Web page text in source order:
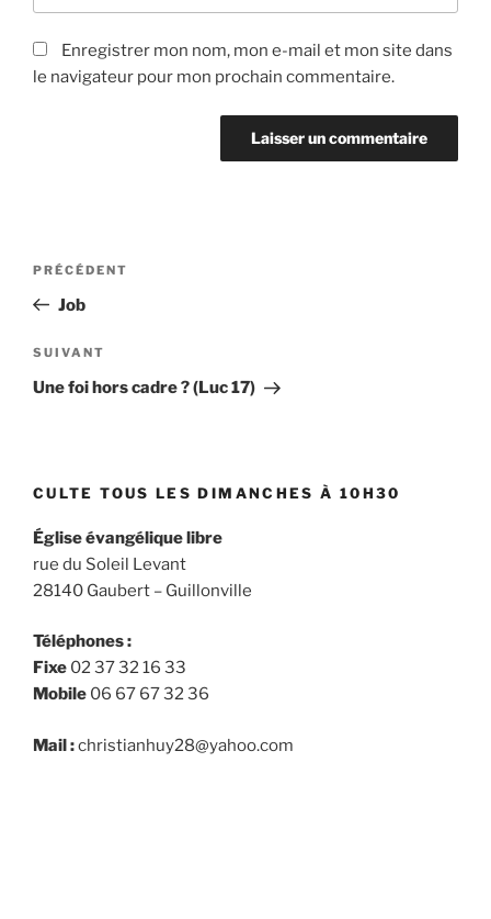
Enregistrer mon nom, mon e-mail et mon site dans
le navigateur pour mon prochain commentaire.
Navigation
l’article
Article
précédent
PRÉCÉDENT
Job
Article
suivant
SUIVANT
Une foi hors cadre ? (Luc 17)
CULTE TOUS LES DIMANCHES À 10H30
Église évangélique libre
rue du Soleil Levant
28140 Gaubert – Guillonville
Téléphones :
Fixe 02 37 32 16 33
Mobile 06 67 67 32 36
Mail :christianhuy28@yahoo.com